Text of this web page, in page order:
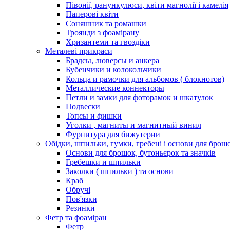
Півонії, ранункулюси, квіти магнолії і камелія
Паперові квіти
Соняшник та ромашки
Троянди з фоамірану
Хризантеми та гвоздіки
Металеві прикраси
Брадсы, люверсы и анкера
Бубенчики и колокольчики
Кольца и рамочки для альбомов ( блокнотов)
Металлические коннекторы
Петли и замки для фоторамок и шкатулок
Подвески
Топсы и фишки
Уголки , магниты и магнитный винил
Фурнитура для бижутерии
Обідки, шпильки, гумки, гребені і основи для
Основи для брошок, бутоньєрок та значків
Гребешки и шпильки
Заколки ( шпильки ) та основи
Краб
Обручі
Пов'язки
Резинки
Фетр та фоаміран
Фетр